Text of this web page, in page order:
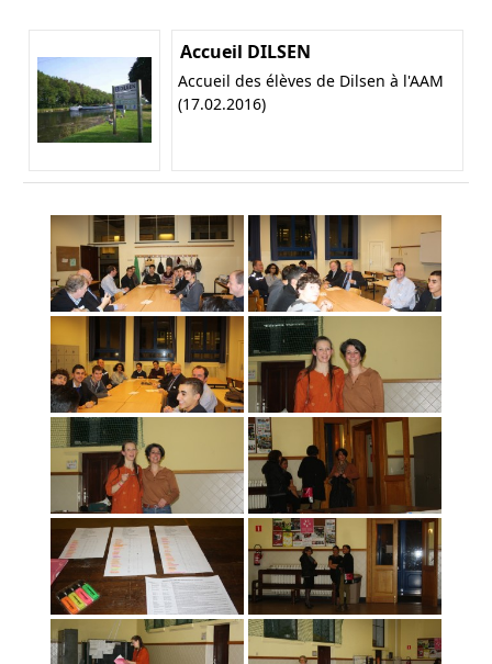
Accueil DILSEN
Accueil des élèves de Dilsen à l'AAM
(17.02.2016)